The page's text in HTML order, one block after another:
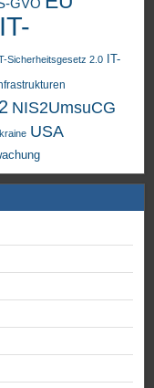
GVO
IT-
Sicherheitsgesetz 2.0
IT-
NIS2UmsuCG
USA